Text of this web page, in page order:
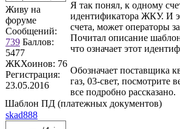
Живу на
форуме
Сообщений:
739 Баллов:
5477
ЖКХоинов: 76
Регистрация:
23.05.2016
Я так понял, к одному
идентификатора ЖКУ. И
счета, может операторы
Почитал описание
что означает этот
Обозначает поставщика
газ, 03-свет,
все подробно рассказано.
Шаблон ПД (платежных документов)
skad888